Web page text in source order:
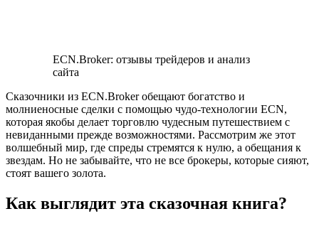
ECN.Broker: отзывы трейдеров и анализ
сайта
Сказочники из ECN.Broker обещают богатство и
молниеносные сделки с помощью чудо-технологии ECN,
которая якобы делает торговлю чудесным путешествием с
невиданными прежде возможностями. Рассмотрим же этот
волшебный мир, где спреды стремятся к нулю, а обещания к
звездам. Но не забывайте, что не все брокеры, которые сияют,
стоят вашего золота.
Как выглядит эта сказочная книга?